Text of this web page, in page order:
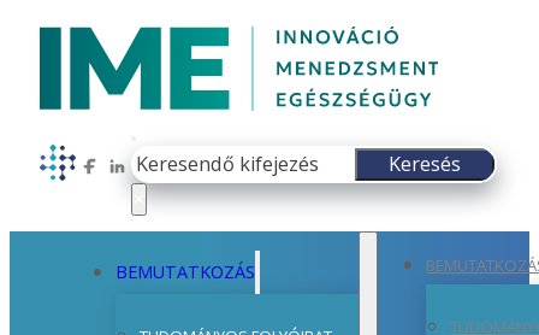
Follow us on Facebook
Follow us on LinkedIn
Keresés
Keresés
BEMUTATKOZÁS